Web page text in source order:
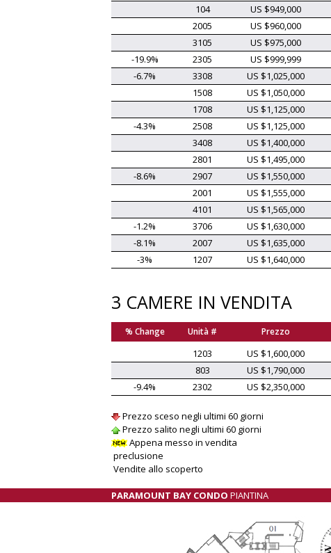
104
US $949,000
2005
US $960,000
3105
US $975,000
-19.9%
2305 US $999,999
-6.7%
3308 US $1,025,000
1508
US $1,050,000
1708
US $1,125,000
-4.3%
2508 US $1,125,000
3408
US $1,400,000
2801
US $1,495,000
-8.6%
2907 US $1,550,000
2001
US $1,555,000
4101
US $1,565,000
-1.2%
3706 US $1,630,000
-8.1%
2007 US $1,635,000
-3%
1207 US $1,640,000
3 CAMERE IN VENDITA
% Change Unità # Prezzo
1203 US $1,600,000
803
US $1,790,000
-9.4%
2302 US $2,350,000
Prezzo sceso negli ultimi 60 giorni
Prezzo salito negli ultimi 60 giorni
Appena messo in vendita
preclusione
Vendite allo scoperto
PARAMOUNT BAY CONDO PIANTINA